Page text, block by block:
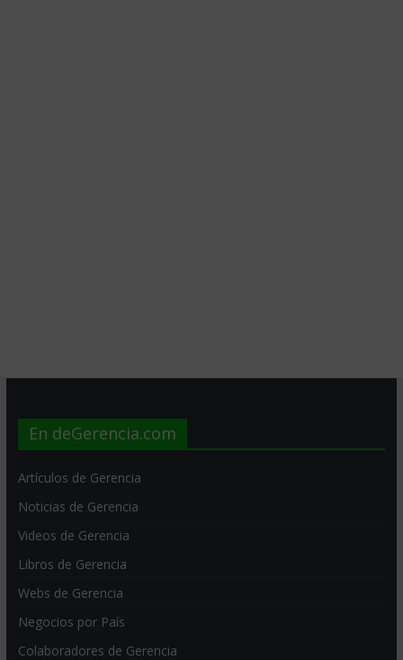
En deGerencia.com
Artículos de Gerencia
Noticias de Gerencia
Videos de Gerencia
Libros de Gerencia
Webs de Gerencia
Negocios por País
Colaboradores de Gerencia